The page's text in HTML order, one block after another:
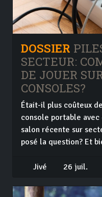
DOSSIER
SECTEUR:
DE JOUER
CONSOLES?
Était-il plus coûteux
console portable
salon récente sur
posé la question? Et
Jivé 26 juil.